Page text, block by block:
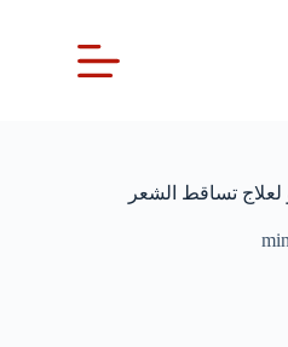
لعلاج تساقط الشعر